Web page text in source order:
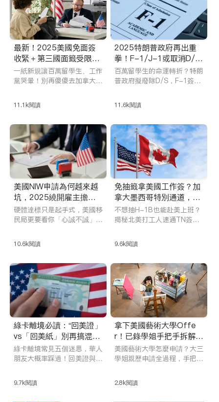
教育版圖的變化。特別為華人
家庭與留學生提供選校建議：
別只看排名，看賽道。附留學
身分、法律與生活資源，助你
在美國穩步前進。
即將推出的“跨境人才吸引計
劃”，搞定L-1、OPT、STE
M等人群的上車機會。 N手準
備才是獲得北美永居身分的捷
徑！
最新！2025美國免面簽
收緊＋第三國面籤受限，
如何規劃回國續簽？留學
生與打工人必讀！
一紙新規讓百萬留學生、工作
黨哭暈！別再傻傻去加拿大續
告，赴第三國簽證已成“高危
陷阱”！
11.1k閱讀
2025特朗普政府再出重
拳！F-1/J-1或取消D/
S、二碩之路恐堵死，Day
1 CPT涼了？
百萬留學生的命運轉折？特朗
普政府擬廢除D/S，F-1簽證
底沒戲？畢業後只有30天時
間找工作！新規背後還有哪些
11.6k閱讀
美國NIW申請為何越來越
坑，2025繞開雇主擔保
已經不是
硬體達標只是起手式，美國移
民局更要看你「心誠不誠」。
賽道居然隱形門檻這麼高，材
料準備都讓人脫層皮。本攻略
依據是什麼，還會深入分析D
hanasar三大標準、申請流程
和時間線、材料怎麼準備才有
分量，以及常見的拒簽坑。
10.6k閱讀
免抽籤拿美國工作簽？加
拿大墨西哥特別通道，20
25新政解讀！
不想抽H-1B也能赴美上班？
揭秘北美打工人速通TN簽證
年6月，美國移民局收緊政
策，明確必須為美國雇主或實
料、學歷和職業匹配提出更高
要求。本文帶你一次看懂申請
條件、辦理流程、續約技巧和
最新政策變化，助你避坑上
岸，高效開啟赴美高薪之旅。
9.6k閱讀
綠卡離境必讀：“回美證」
vs「回美紙」別再搞混
了，誤操作小心美國綠卡
作廢！
綠卡離境常見五個迷思，華人
朋友大概率踩過！回美證與回
用人群其實大不相同！這篇文
章將系統帶你了解兩者的核心
9.7k閱讀
拿下美國藝術大學Offe
r！已錄學姐手把手拆解選
校、作品集、面試全流程
美國藝術大學怎麼申請？大三
學姐親歷申請全過程，手把手
各環節，避坑不焦慮，搞定夢
校Offer！
2.8k閱讀